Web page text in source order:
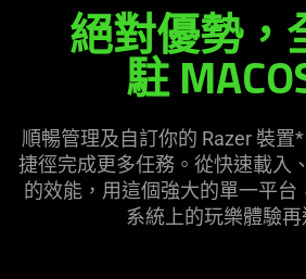
絕對優勢，
駐
順暢管理及自訂你的 Razer 裝置
捷徑完成更多任務。從快速載入
的效能，用這個強大的單一平台
系統上的玩樂體驗再